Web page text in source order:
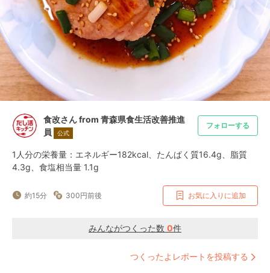
食改さん from 青森県食生活改善推進
員
公式
フォローする
1人分の栄養量：エネルギー182kcal、たんぱく質16.4g、脂質
4.3g、食塩相当量 1.1g
約15分 300円前後 お気に入りに追加
みんながつくった数 0件
つくったよレポートを投稿する